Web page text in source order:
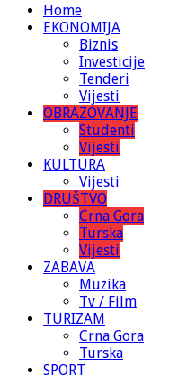
Home
EKONOMIJA
Biznis
Investicije
Tenderi
Vijesti
OBRAZOVANJE
Studenti
Vijesti
KULTURA
Vijesti
DRUŠTVO
Crna Gora
Turska
Vijesti
ZABAVA
Muzika
Tv / Film
TURIZAM
Crna Gora
Turska
SPORT